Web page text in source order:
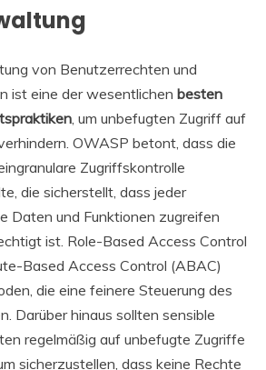
von Benutzerrechten und
ist eine der wesentlichen besten
, um unbefugten Zugriff auf
OWASP betont, dass die
Zugriffskontrolle
die sicherstellt, dass jeder
Daten und Funktionen zugreifen
ist. Role-Based Access Control
Based Access Control (ABAC)
die eine feinere Steuerung des
Darüber hinaus sollten sensible
regelmäßig auf unbefugte Zugriffe
sicherzustellen, dass keine Rechte